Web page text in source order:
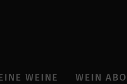
WEINE WEIN ABO